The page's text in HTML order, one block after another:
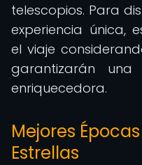
telescopios. Para
experiencia única,
el viaje
garantizarán
enriquecedora.
Mejores
Estrellas